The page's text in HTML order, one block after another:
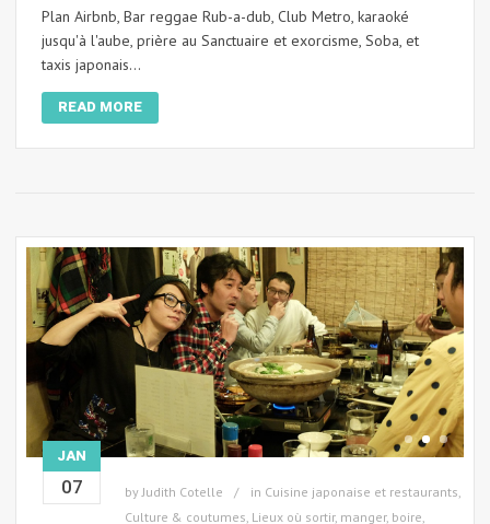
Plan Airbnb, Bar reggae Rub-a-dub, Club Metro, karaoké
jusqu'à l'aube, prière au Sanctuaire et exorcisme, Soba, et
taxis japonais...
READ MORE
JAN
07 byJudith Cotelle in Cuisine japonaise et restaurants,
Culture & coutumes, Lieux où sortir, manger, boire,